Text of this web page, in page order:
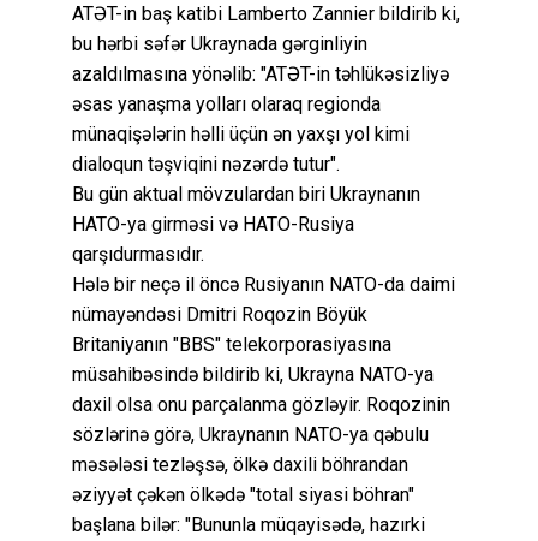
ATƏT-in baş katibi Lamberto Zannier bildirib ki,
bu hərbi səfər Ukraynada gərginliyin
azaldılmasına yönəlib: "ATƏT-in təhlükəsizliyə
əsas yanaşma yolları olaraq regionda
münaqişələrin həlli üçün ən yaxşı yol kimi
dialoqun təşviqini nəzərdə tutur".
Bu gün aktual mövzulardan biri Ukraynanın
HATO-ya girməsi və HATO-Rusiya
qarşıdurmasıdır.
Hələ bir neçə il öncə Rusiyanın NATO-da daimi
nümayəndəsi Dmitri Roqozin Böyük
Britaniyanın "BBS" telekorporasiyasına
müsahibəsində bildirib ki, Ukrayna NATO-ya
daxil olsa onu parçalanma gözləyir. Roqozinin
sözlərinə görə, Ukraynanın NATO-ya qəbulu
məsələsi tezləşsə, ölkə daxili böhrandan
əziyyət çəkən ölkədə "total siyasi böhran"
başlana bilər: "Bununla müqayisədə, hazırki